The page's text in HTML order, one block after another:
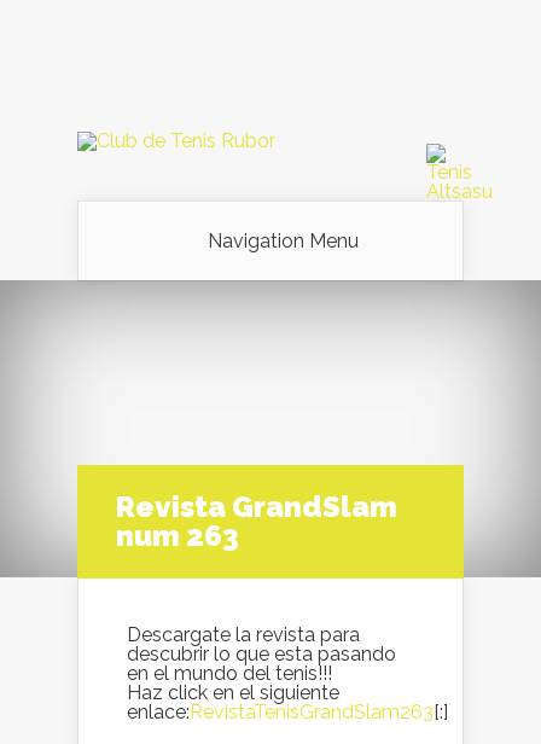
Navigation Menu
Revista GrandSlam
num 263
Descargate la revista para
descubrir lo que esta pasando
en el mundo del tenis!!!
Haz click en el siguiente
enlace:RevistaTenisGrandSlam263[:]